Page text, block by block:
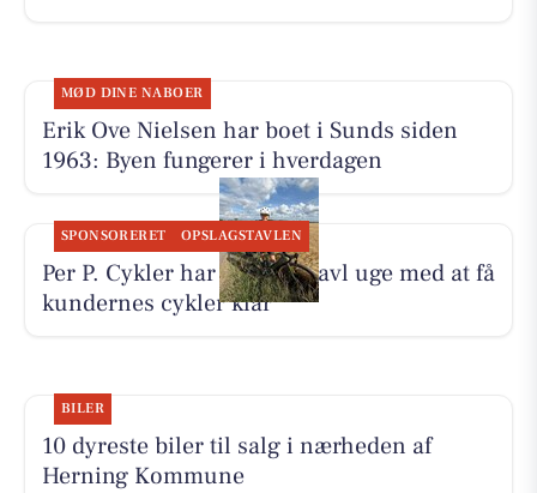
MØD DINE NABOER
Erik Ove Nielsen har boet i Sunds siden
1963: Byen fungerer i hverdagen
SPONSORERET OPSLAGSTAVLEN
Per P. Cykler har haft en travl uge med at få
kundernes cykler klar
BILER
10 dyreste biler til salg i nærheden af
Herning Kommune